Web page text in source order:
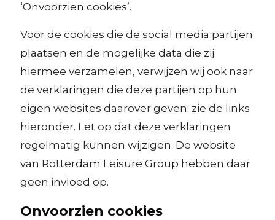
‘Onvoorzien cookies’.
Voor de cookies die de social media partijen
plaatsen en de mogelijke data die zij
hiermee verzamelen, verwijzen wij ook naar
de verklaringen die deze partijen op hun
eigen websites daarover geven; zie de links
hieronder. Let op dat deze verklaringen
regelmatig kunnen wijzigen. De website
van Rotterdam Leisure Group hebben daar
geen invloed op.
Onvoorzien cookies